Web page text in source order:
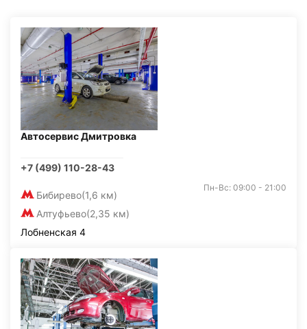
Автосервис Дмитровка
+7 (499) 110-28-43
Бибирево(1,6 км)
Алтуфьево(2,35 км)
Пн-Вс: 09:00 - 21:00
Лобненская 4